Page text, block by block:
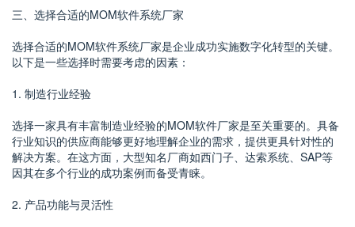
三、选择合适的MOM软件系统厂家
选择合适的MOM软件系统厂家是企业成功实施数字化转型的关键。
以下是一些选择时需要考虑的因素：
1. 制造行业经验
选择一家具有丰富制造业经验的MOM软件厂家是至关重要的。具备
行业知识的供应商能够更好地理解企业的需求，提供更具针对性的
解决方案。在这方面，大型知名厂商如西门子、达索系统、SAP等
因其在多个行业的成功案例而备受青睐。
2. 产品功能与灵活性